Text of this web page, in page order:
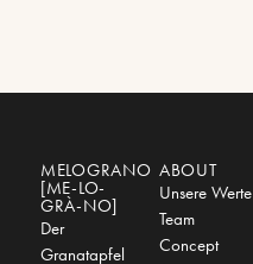
MELOGRANO
[ME-LO-
GRÀ-NO]
Der
Granatapfel
ABOUT
Unsere Werte
Team
Concept